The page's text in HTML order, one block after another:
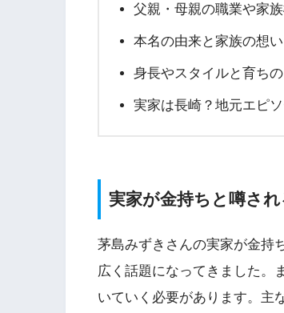
父親・母親の職業や家
本名の由来と家族の想い
身長やスタイルと育ち
実家は長崎？地元エピ
実家が金持ちと噂さ
茅島みずきさんの実家が金持
広く話題になってきました。
いていく必要があります。主